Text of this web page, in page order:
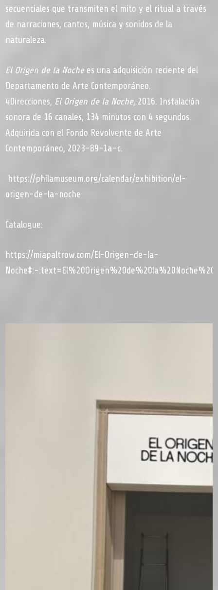
secuenciales que transmiten el mito y el ritual a través
de narraciones, cantos, música y sonidos de la
naturaleza.
El Origen de la Nochees una adquisición reciente del
Departamento de Arte Contemporáneo.
4Direcciones, El Origen de la Noche, 2016. Instalación
sonora de 16 canales, 134 minutos con 4 segundos.
Adquirida con el Fondo Revolvente de Arte
Contemporáneo, 2023-89-1a–c.
https://philamuseum.org/calendar/exhibition/el-
origen-de-la-noche
Catalogue:
https://miapaltrow.com/El-Origen-de-la-